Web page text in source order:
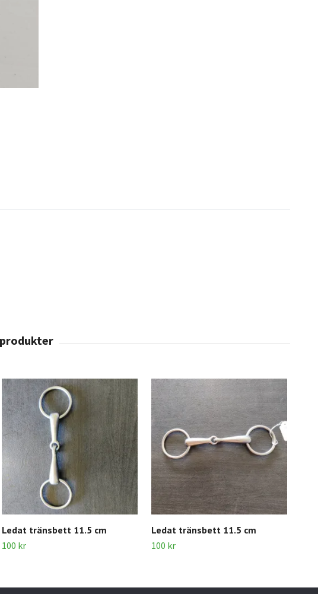
Ledat tränsbett 11.5 cm
100 kr
Ledat tränsbett 11.5 cm
100 kr